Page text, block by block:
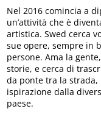
Nel 2016 comincia a
un’attività che è
artistica. Swed cerca
sue opere, sempre in
persone. Ama la
storie, e cerca di
da ponte tra la
ispirazione dalla
paese.